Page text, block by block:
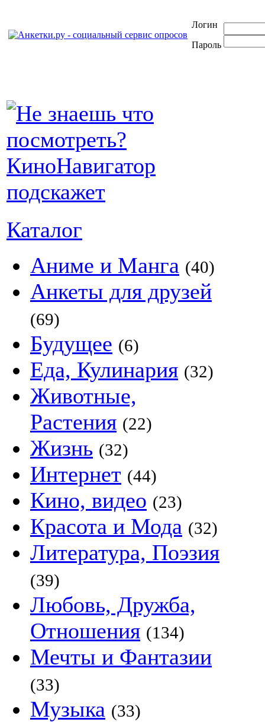
Логин
Пароль
Каталог
Аниме и Манга (40)
Анкеты для друзей
(69)
Будущее (6)
Еда, Кулинария (32)
Животные,
Растения (22)
Жизнь (32)
Интернет (44)
Кино, видео (23)
Красота и Мода (32)
Литература, Поэзия
(39)
Любовь, Дружба,
Отношения (134)
Мечты и Фантазии
(33)
Музыка (33)